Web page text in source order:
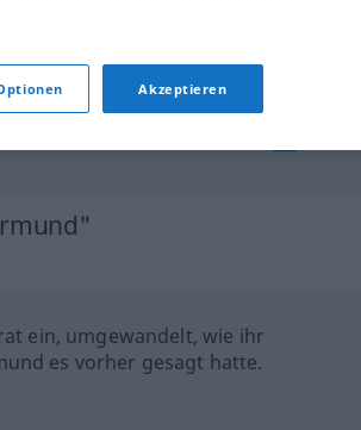
testamentarischbestellter Vormund
ein, umgewandelt, wie ihr
es vorher gesagt hatte.
Akzeptieren